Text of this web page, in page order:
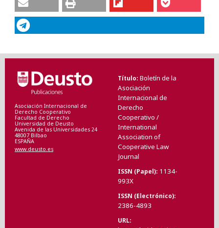
Asociación Internacional de
Derecho Cooperativo
Facultad de Derecho
Universidad de Deusto
Avenida de las Universidades 24
48007 Bilbao
ESPAÑA
www.deusto.es
Título Boletín de la
Asociación
Internacional de
Derecho
Cooperativo /
International
Association of
Cooperative Law
Journal
ISSN (Papel) 1134-
993X
ISSN (Electrónico)
2386-4893
URL